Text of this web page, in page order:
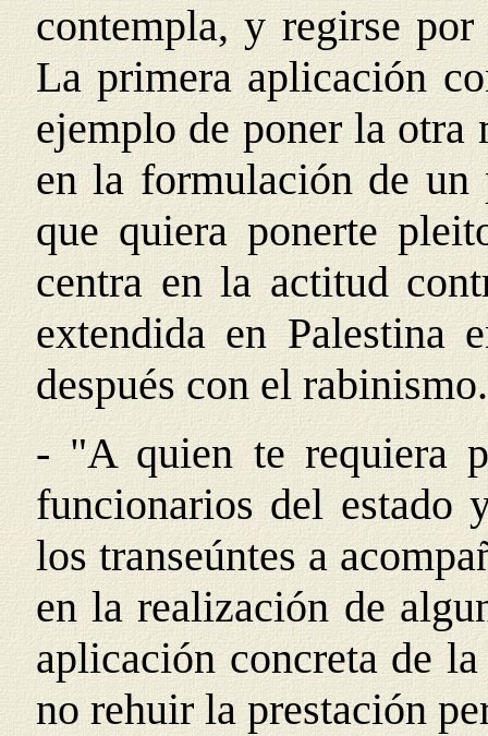
contempla, y regirse
La primera aplicación
ejemplo de poner la otra
en la formulación de
que quiera ponerte
centra en la actitud
extendida en Palestina
después con el rabinismo.
- "A quien te requiera
funcionarios del estado
los transeúntes a
en la realización de
aplicación concreta de
no rehuir la prestación